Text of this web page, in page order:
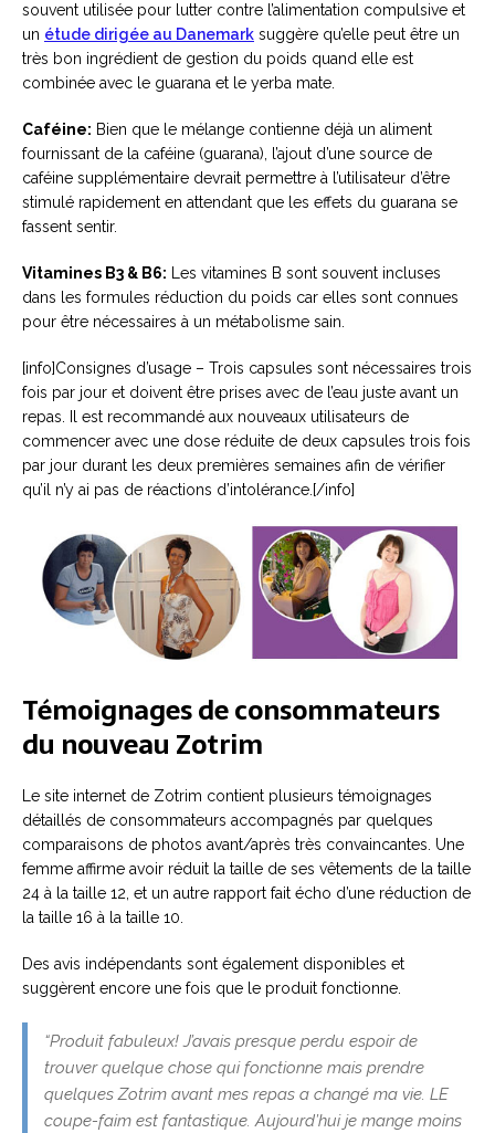
souvent utilisée pour lutter contre l’alimentation compulsive et
un étude dirigée au Danemark suggère qu’elle peut être un
très bon ingrédient de gestion du poids quand elle est
combinée avec le guarana et le yerba mate.
Caféine: Bien que le mélange contienne déjà un aliment
fournissant de la caféine (guarana), l’ajout d’une source de
caféine supplémentaire devrait permettre à l’utilisateur d’être
stimulé rapidement en attendant que les effets du guarana se
fassent sentir.
Vitamines B3 & B6: Les vitamines B sont souvent incluses
dans les formules réduction du poids car elles sont connues
pour être nécessaires à un métabolisme sain.
[info]Consignes d’usage – Trois capsules sont nécessaires trois
fois par jour et doivent être prises avec de l’eau juste avant un
repas. Il est recommandé aux nouveaux utilisateurs de
commencer avec une dose réduite de deux capsules trois fois
par jour durant les deux premières semaines afin de vérifier
qu’il n’y ai pas de réactions d’intolérance.[/info]
Témoignages de consommateurs
du nouveau Zotrim
Le site internet de Zotrim contient plusieurs témoignages
détaillés de consommateurs accompagnés par quelques
comparaisons de photos avant/après très convaincantes. Une
femme affirme avoir réduit la taille de ses vêtements de la taille
24 à la taille 12, et un autre rapport fait écho d’une réduction de
la taille 16 à la taille 10.
Des avis indépendants sont également disponibles et
suggèrent encore une fois que le produit fonctionne.
“Produit fabuleux! J’avais presque perdu espoir de
trouver quelque chose qui fonctionne mais prendre
quelques Zotrim avant mes repas a changé ma vie. LE
coupe-faim est fantastique. Aujourd’hui je mange moins